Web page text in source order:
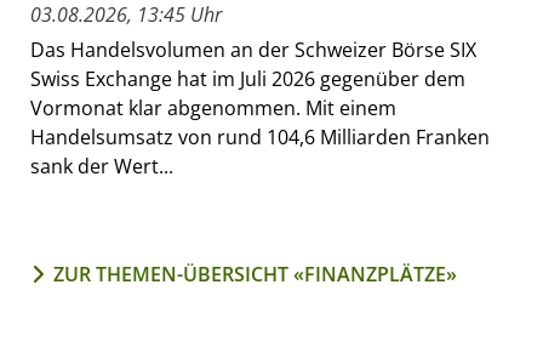
03.08.2026, 13:45 Uhr
Das Handelsvolumen an der Schweizer Börse SIX
Swiss Exchange hat im Juli 2026 gegenüber dem
Vormonat klar abgenommen. Mit einem
Handelsumsatz von rund 104,6 Milliarden Franken
sank der Wert...
ZUR THEMEN-ÜBERSICHT «FINANZPLÄTZE»